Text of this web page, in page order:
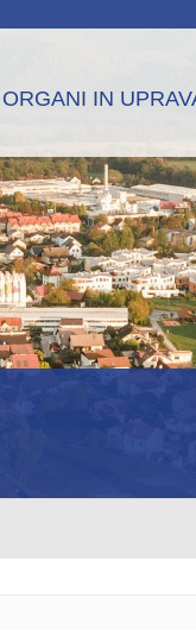
ORGANI IN